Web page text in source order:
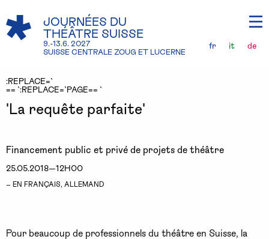
JOURNÉES DU
THÉÂTRE SUISSE
9.-13.6. 2027
SUISSE CENTRALE ZOUG ET LUCERNE
fr it de
:REPLACE=`
== `:REPLACE=`PAGE== `
'La requête parfaite'
Financement public et privé de projets de théâtre
25.05.2018—12H00
– EN FRANÇAIS, ALLEMAND
Pour beaucoup de professionnels du théâtre en Suisse, la